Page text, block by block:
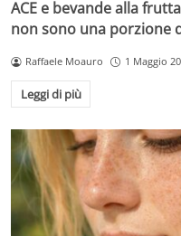
ACE e bevande alla
non sono una porzione
Raffaele Moauro 1 Maggio
Leggi di più